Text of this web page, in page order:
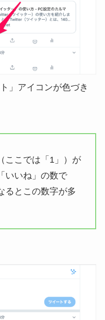
」アイコンが色づき
ここでは「1」）が
いいね」の数で
るとこの数字が多